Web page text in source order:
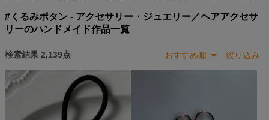
#くるみボタン - アクセサリー・ジュエリー／ヘアアクセサ
リーのハンドメイド作品一覧
おすすめ順 絞り込み
検索結果 2,139点